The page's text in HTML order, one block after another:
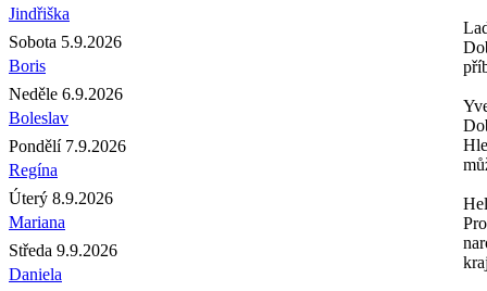
Jindřiška
Sobota 5.9.2026
Boris
Neděle 6.9.2026
Boleslav
Pondělí 7.9.2026
Regína
Úterý 8.9.2026
Mariana
Středa 9.9.2026
Daniela